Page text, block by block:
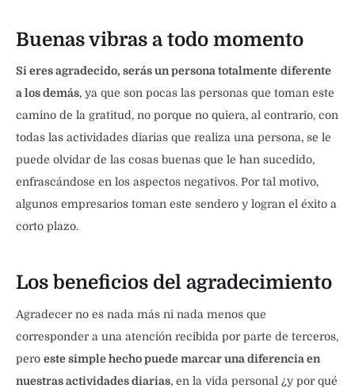
Buenas vibras a todo momento
Si eres agradecido, serás un persona totalmente diferente
a los demás, ya que son pocas las personas que toman este
camino de la gratitud, no porque no quiera, al contrario, con
todas las actividades diarias que realiza una persona, se le
puede olvidar de las cosas buenas que le han sucedido,
enfrascándose en los aspectos negativos. Por tal motivo,
algunos empresarios toman este sendero y logran el éxito a
corto plazo.
Los beneficios del agradecimiento
Agradecer no es nada más ni nada menos que
corresponder a una atención recibida por parte de terceros,
pero este simple hecho puede marcar una diferencia en
nuestras actividades diarias, en la vida personal ¿y por qué